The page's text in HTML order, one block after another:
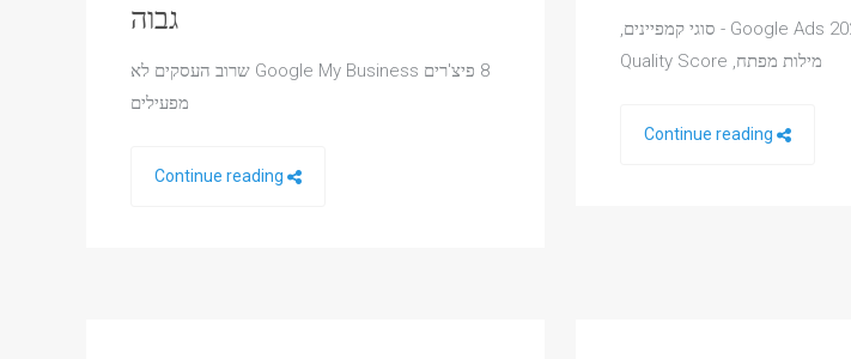
מדריך מלא ל-Google Ads 2025 - סוגי קמפיינים,
מילות מפתח, Quality Score
גבוה
8 פיצ'רים Google My Business שרוב העסקים לא
מפעילים
Continue reading